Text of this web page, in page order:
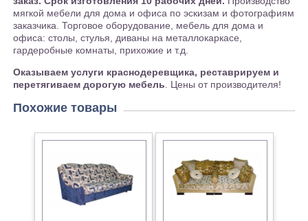
мягкой мебели для дома и офиса по эскизам и фотографиям
заказчика. Торговое оборудование, мебель для дома и
офиса: столы, стулья, диваны на металлокаркасе,
гардеробные комнаты, прихожие и т.д.
Оказываем услуги краснодеревщика, реставрируем и
перетягиваем дорогую мебель . Цены от производителя!
Похожие товары